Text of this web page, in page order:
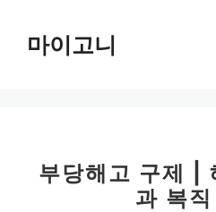
마이고니
부당해고 구제 |
과 복